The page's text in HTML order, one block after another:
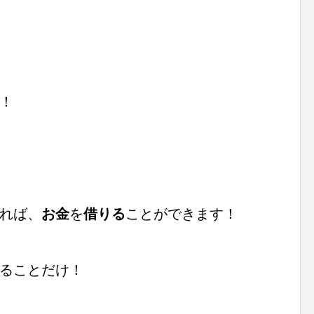
ば、 お金を借りることができます！
ことだけ！